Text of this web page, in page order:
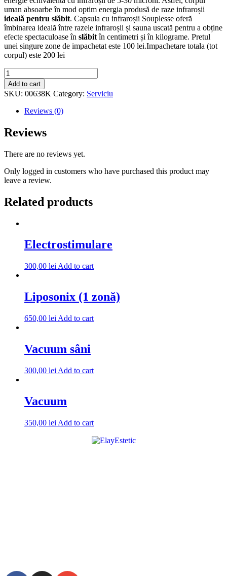
uman absoarbe în mod optim energia produsă de raze infraroșii
ideală pentru slăbit. Capsula cu infraroșii Souplesse oferă
îmbinarea ideală între razele infraroșii și sauna uscată pentru a obține
efecte spectaculoase în slăbitîn centimetri și în kilograme. Pretul
unei singure zone de impachetat este 100 lei.Impachetare totala (tot
corpul) este 200 lei
Capsula
spa
infrared
quantity
Add to cart
SKU: 00638K Category: Serviciu
Reviews (0)
Reviews
There are no reviews yet.
Only logged in customers who have purchased this product may
leave a review.
Related products
Electrostimulare
300,00 lei Add to cart
Liposonix (1 zonă)
650,00 lei Add to cart
Vacuum sâni
300,00 lei Add to cart
Vacuum
350,00 lei Add to cart